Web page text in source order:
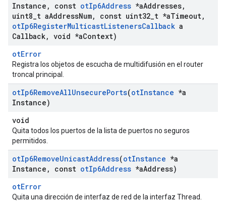
Instance , const otIp6Address *aAddresses,
uint8 t aAddressNum, const uint32 t *aTimeout,
otIp6RegisterMulticastListenersCallback a
Callback, void *aContext)
otError
Registra los objetos de escucha de multidifusión en el router
troncal principal.
otIp6RemoveAllUnsecurePorts(otInstance *a
Instance)
void
Quita todos los puertos de la lista de puertos no seguros
permitidos.
otIp6RemoveUnicastAddress(otInstance *a
Instance , const otIp6Address *aAddress)
otError
Quita una dirección de interfaz de red de la interfaz Thread.